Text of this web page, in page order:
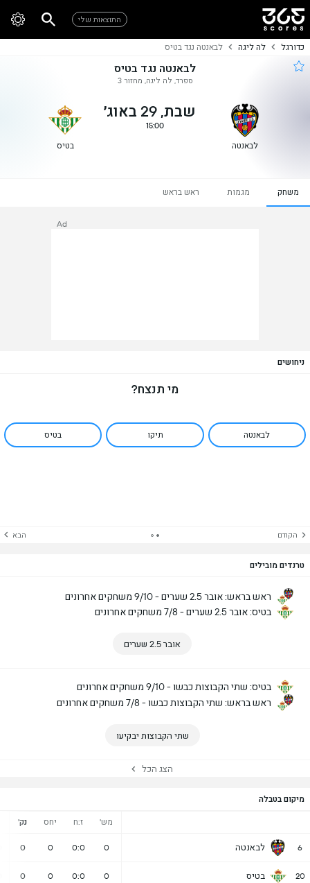
התוצאות שלי
כדורגל לה ליגה לבאנטה נגד בטיס
לבאנטה נגד בטיס
ספרד, לה ליגה, מחזור 3
לבאנטה
שבת, 29 באוג׳
15:00
בטיס
משחק מגמות ראש בראש
Ad
ניחושים
מי תנצח?
לבאנטה תיקו בטיס
הקודם הבא
טרנדים מובילים
ראש בראש: אובר 2.5 שערים - 9/10 משחקים אחרונים
בטיס: אובר 2.5 שערים - 7/8 משחקים אחרונים
אובר 2.5 שערים
בטיס: שתי הקבוצות כבשו - 9/10 משחקים אחרונים
ראש בראש: שתי הקבוצות כבשו - 7/8 משחקים אחרונים
שתי הקבוצות יבקיעו
הצג הכל
מיקום בטבלה
מש' ז:ח יחס נק'
6 לבאנטה 0
0:0
0
0
20 בטיס 0
0:0
0
0